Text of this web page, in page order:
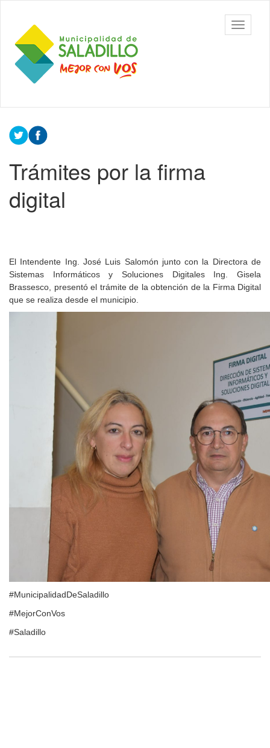
contenido
principal
Municipalidad
de Saladillo
barra
Contenido
principal
Trámites por la firma
digital
El Intendente Ing. José Luis Salomón junto con la Directora de
Sistemas Informáticos y Soluciones Digitales Ing. Gisela
Brassesco, presentó el trámite de la obtención de la Firma Digital
que se realiza desde el municipio.
#MunicipalidadDeSaladillo
#MejorConVos
#Saladillo